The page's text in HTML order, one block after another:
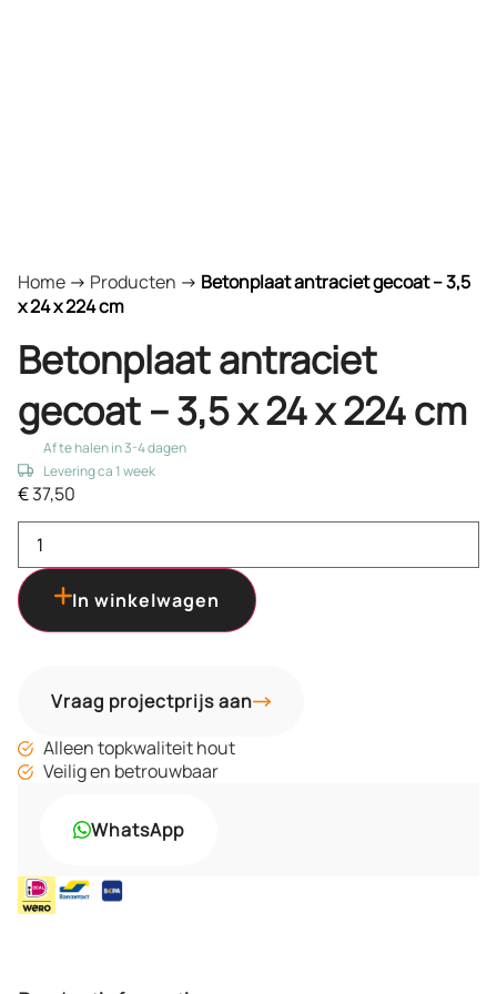
Home -> Producten -> Betonplaat antraciet gecoat – 3,5
x 24 x 224 cm
Betonplaat antraciet
gecoat – 3,5 x 24 x 224 cm
Af te halen in 3-4 dagen
Levering ca 1 week
€37,50
In winkelwagen
Vraag projectprijs aan
Alleen topkwaliteit hout
Veilig en betrouwbaar
WhatsApp